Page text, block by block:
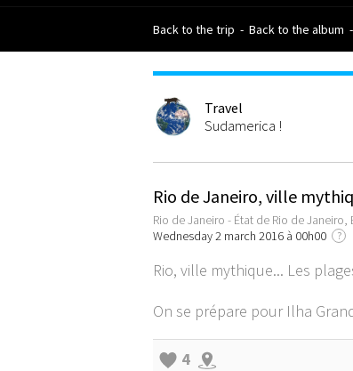
Back to the trip - Back to the album -
Travel
Sudamerica !
Rio de Janeiro, ville
Rio de Janeiro - État de Rio de Janeiro,
Wednesday 2 march 2016 à 00h00
?
Rio, ville mythique... Les
On se prépare pour Ilha
4